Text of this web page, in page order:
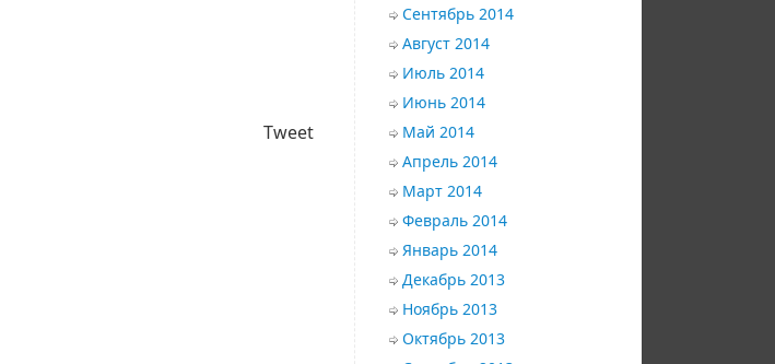
Tweet
Сентябрь 2014
Август 2014
Июль 2014
Июнь 2014
Май 2014
Апрель 2014
Март 2014
Февраль 2014
Январь 2014
Декабрь 2013
Ноябрь 2013
Октябрь 2013